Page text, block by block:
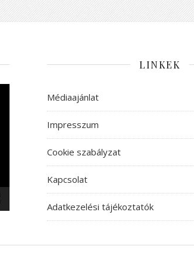
LINKEK
Médiaajánlat
Impresszum
Cookie szabályzat
Kapcsolat
Adatkezelési tájékoztatók